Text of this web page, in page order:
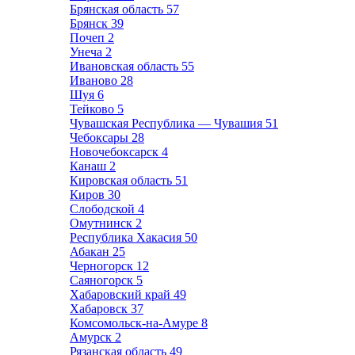
Брянская область 57
Брянск 39
Почеп 2
Унеча 2
Ивановская область 55
Иваново 28
Шуя 6
Тейково 5
Чувашская Республика — Чувашия 51
Чебоксары 28
Новочебоксарск 4
Канаш 2
Кировская область 51
Киров 30
Слободской 4
Омутнинск 2
Республика Хакасия 50
Абакан 25
Черногорск 12
Саяногорск 5
Хабаровский край 49
Хабаровск 37
Комсомольск-на-Амуре 8
Амурск 2
Рязанская область 49